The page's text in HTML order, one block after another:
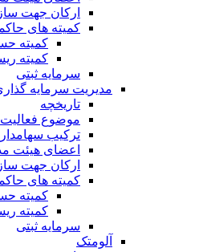
ارکان جهت ساز
کمیته های
کمیته
کمیته
سرمایه ثبتی
مدیریت سرمایه
تاریخچه
موضوع فعالیت
ترکیب
اعضای هیئت
ارکان جهت ساز
کمیته های
کمیته
کمیته
سرمایه ثبتی
آلومتک